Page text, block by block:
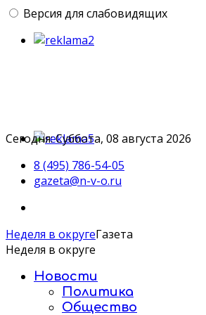
Версия для слабовидящих
Сегодня: Суббота, 08 августа 2026
8 (495) 786-54-05
gazeta@n-v-o.ru
Неделя в округеГазета
Неделя в округе
Новости
Политика
Общество